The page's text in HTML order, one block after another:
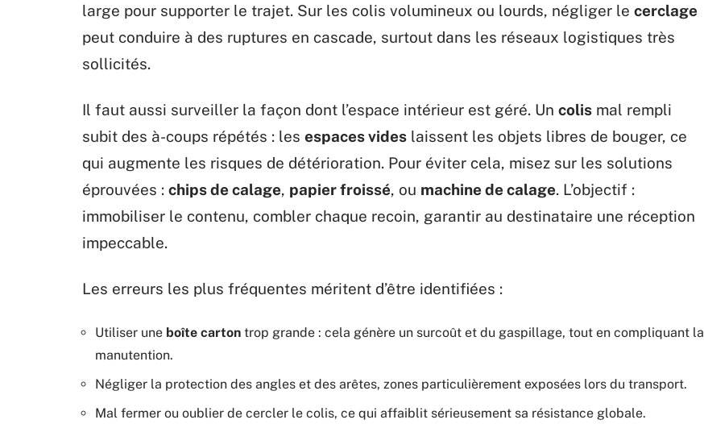
large pour supporter le trajet. Sur les colis volumineux ou lourds, négliger le cerclage
peut conduire à des ruptures en cascade, surtout dans les réseaux logistiques très
sollicités.
Il faut aussi surveiller la façon dont l’espace intérieur est géré. Un colis mal rempli
subit des à-coups répétés : les espaces vides laissent les objets libres de bouger, ce
qui augmente les risques de détérioration. Pour éviter cela, misez sur les solutions
éprouvées : chips de calage, papier froissé, ou machine de calage. L’objectif :
immobiliser le contenu, combler chaque recoin, garantir au destinataire une réception
impeccable.
Les erreurs les plus fréquentes méritent d’être identifiées :
Utiliser une boîte carton trop grande : cela génère un surcoût et du gaspillage, tout en compliquant la
manutention.
Négliger la protection des angles et des arêtes, zones particulièrement exposées lors du transport.
Mal fermer ou oublier de cercler le colis, ce qui affaiblit sérieusement sa résistance globale.